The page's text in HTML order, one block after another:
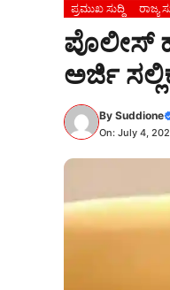
ಪ್ರಮುಖ ಸುದ್ದಿ ರಾಜ್ಯ
ಪೊಲೀಸ್
ಅರ್ಜಿ
By Suddione
On: July 4,